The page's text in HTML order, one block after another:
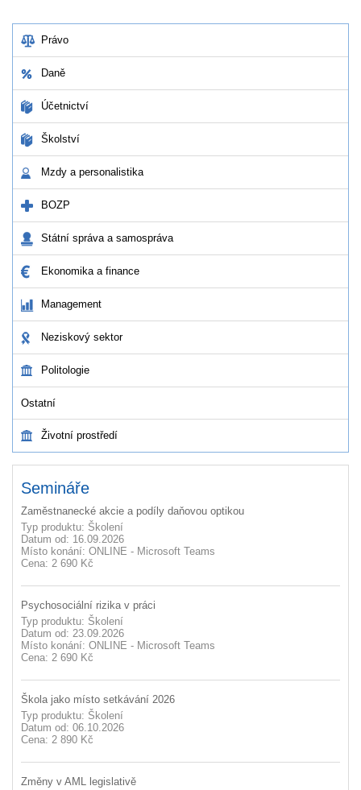
Právo
Daně
Účetnictví
Školství
Mzdy a personalistika
BOZP
Státní správa a samospráva
Ekonomika a finance
Management
Neziskový sektor
Politologie
Ostatní
Životní prostředí
Semináře
Zaměstnanecké akcie a podíly daňovou optikou
Typ produktu: Školení
Datum od: 16.09.2026
Místo konání: ONLINE - Microsoft Teams
Cena: 2 690 Kč
Psychosociální rizika v práci
Typ produktu: Školení
Datum od: 23.09.2026
Místo konání: ONLINE - Microsoft Teams
Cena: 2 690 Kč
Škola jako místo setkávání 2026
Typ produktu: Školení
Datum od: 06.10.2026
Cena: 2 890 Kč
Změny v AML legislativě